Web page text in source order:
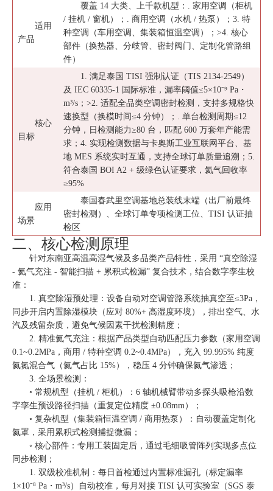
适用
产品
覆盖 14 大类、上千款机型：. 家用空调（柜机
/ 挂机 / 窗机）；. 商用空调（水机 / 热泵）；3. 特
种空调（车用空调、集装箱恒温空调）；>4. 核心
部件（换热器、分歧管、密封阀门、定制化管路组
件）
核心
目标
1. 满足泰国 TISI 强制认证（TIS 2134-2549）
及 IEC 60335-1 国际标准，漏率阈值≤5×10⁻⁹ Pa・
m³/s；>2. 适配全品类空调密封检测，支持多规格快
速换型（换模时间≤4 分钟）；. 单台检测周期≤12
分钟，日检测能力≥80 台，匹配 600 万套年产能需
求；4. 实现检测数据与卡奥斯工业互联网平台、基
地 MES 系统实时互通，支持全球订单质量追溯；5.
符合泰国 BOI A2 + 级绿色认证要求，氦气回收率
≥95%
应用
场景
泰国春武里空调基地总装线末端（出厂前最终
密封检测）、全球订单专项检测工位、TISI 认证抽
检区
二、核心检测原理
针对东南亚高温高湿气候及多品类产品特性，采用 “真空除湿
- 氦气充注 - 智能扫描 + 累积式检漏” 复合技术，结合数字孪生校
准：
1. 真空除湿预处理：设备自动对空调管路系统抽真空至≤3Pa，
同步开启内置除湿模块（应对 80%+ 高湿度环境），排出空气、水
汽及残留杂质，避免气候因素干扰检测精度；
2. 精准氦气充注：根据产品类型自动匹配压力参数（家用空调
0.1~0.2MPa，商用 / 特种空调 0.2~0.4MPa），充入 99.995% 纯度
氦氮混合气（氦气占比 15%），稳压 4 分钟确保氦气渗透；
3. 全场景检测：
◦ 常规机型（挂机 / 柜机）：6 轴机械臂带动多探头吸枪沿数
字孪生预设路径扫描（重复定位精度 ±0.08mm）；
◦ 复杂机型（集装箱恒温空调 / 商用热泵）：自动覆盖定制化
氦罩，采用累积式检测捕捉微漏；
◦ 核心部件：专用工装固定后，通过毛细吸管阵列实现多点位
同步检测；
1. 双级校准机制：每日首检通过内置标准漏孔（标定漏率
1×10⁻⁸ Pa・m³/s）自动校准，每月对接 TISI 认可实验室（SGS 泰